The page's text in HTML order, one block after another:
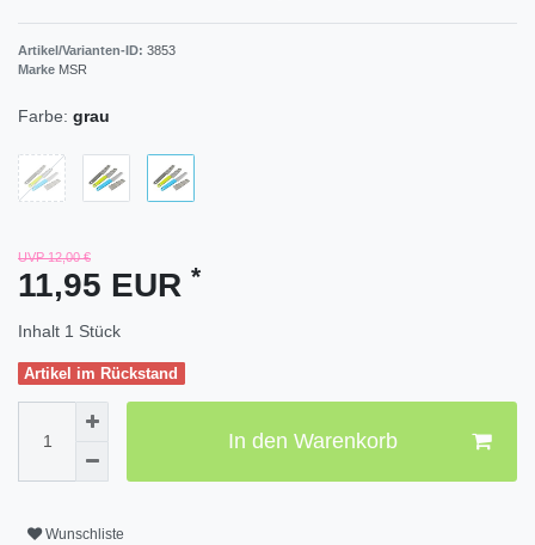
Artikel/Varianten-ID: 3853
Marke MSR
Farbe: grau
UVP 12,00 €
11,95 EUR *
Inhalt 1 Stück
Artikel im Rückstand
In den Warenkorb
Wunschliste